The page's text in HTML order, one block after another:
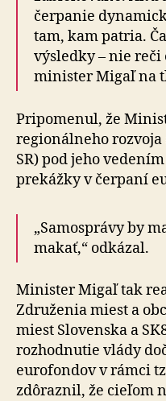
čerpanie
tam, kam patria.
výsledky – nie
minister Migaľ na
Pripomenul, že
regionálneho
SR) pod jeho
prekážky v čerpaní
„Samosprávy by
makať,“ odkázal.
Minister Migaľ tak
Združenia miest a
miest Slovenska a
rozhodnutie vlády
eurofondov v rámci
zdôraznil, že cieľom